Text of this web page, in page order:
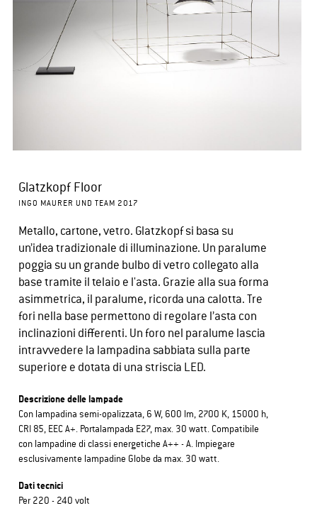
Glatzkopf Floor
INGO MAURER UND TEAM 2017
Metallo, cartone, vetro. Glatzkopf si basa su
un’idea tradizionale di illuminazione. Un paralume
poggia su un grande bulbo di vetro collegato alla
base tramite il telaio e l'asta. Grazie alla sua forma
asimmetrica, il paralume, ricorda una calotta. Tre
fori nella base permettono di regolare l’asta con
inclinazioni differenti. Un foro nel paralume lascia
intravvedere la lampadina sabbiata sulla parte
superiore e dotata di una striscia LED.
Descrizione delle lampade
Con lampadina semi-opalizzata, 6 W, 600 lm, 2700 K, 15000 h,
CRI 85, EEC A+. Portalampada E27, max. 30 watt. Compatibile
con lampadine di classi energetiche A++ - A. Impiegare
esclusivamente lampadine Globe da max. 30 watt.
Dati tecnici
Per 220 - 240 volt